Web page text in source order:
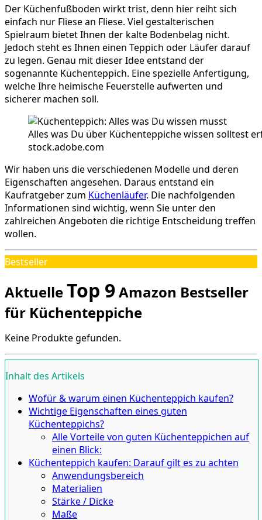
Der Küchenfußboden wirkt trist, denn hier reiht sich
einfach nur Fliese an Fliese. Viel gestalterischen
Spielraum bietet Ihnen der kalte Bodenbelag nicht.
Jedoch steht es Ihnen einen Teppich oder Läufer darauf
zu legen. Genau mit dieser Idee entstand der
sogenannte Küchenteppich. Eine spezielle Anfertigung,
welche Ihre heimische Feuerstelle aufwerten und
sicherer machen soll.
Alles was Du über Küchenteppiche wissen solltest
stock.adobe.com
Wir haben uns die verschiedenen Modelle und deren
Eigenschaften angesehen. Daraus entstand ein
Kaufratgeber zum Küchenläufer. Die nachfolgenden
Informationen sind wichtig, wenn Sie unter den
zahlreichen Angeboten die richtige Entscheidung treffen
wollen.
Bestseller
AktuelleTop 9Amazon Bestseller
für Küchenteppiche
Keine Produkte gefunden.
Inhalt des Artikels
Wofür & warum einen Küchenteppich kaufen?
Wichtige Eigenschaften eines guten
Küchenteppichs?
Alle Vorteile von guten Küchenteppichen auf
einen Blick:
Küchenteppich kaufen: Darauf gilt es zu achten
Anwendungsbereich
Materialien
Stärke / Dicke
Maße